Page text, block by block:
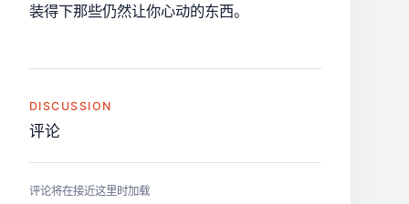
装得下那些仍然让你心动的东西。
DISCUSSION
评论
评论将在接近这里时加载